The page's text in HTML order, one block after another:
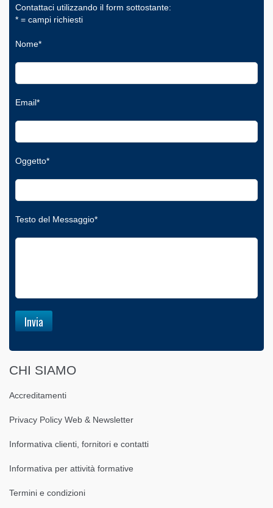
Contattaci utilizzando il form sottostante:
* = campi richiesti
Nome*
Email*
Oggetto*
Testo del Messaggio*
CHI SIAMO
Accreditamenti
Privacy Policy Web & Newsletter
Informativa clienti, fornitori e contatti
Informativa per attività formative
Termini e condizioni